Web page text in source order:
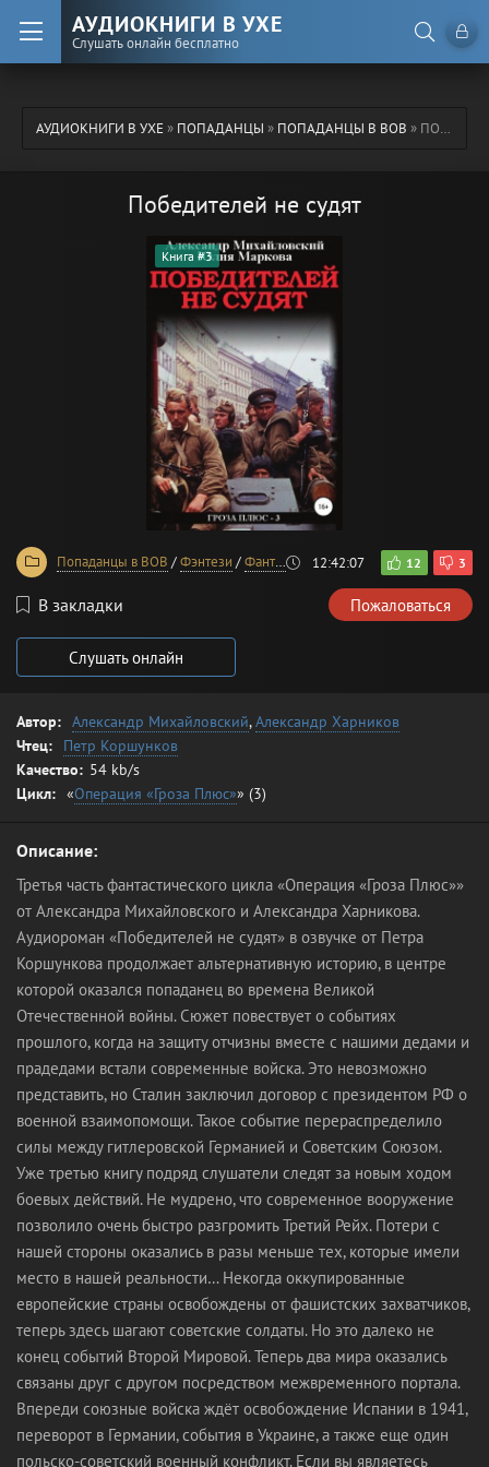
АУДИОКНИГИ В УХЕ
Слушать онлайн бесплатно
АУДИОКНИГИ В УХЕ» ПОПАДАНЦЫ » ПОПАДАНЦЫ В ВОВ » ПОБЕДИТЕЛЕЙ НЕ СУДЯТ
Победителей не судят
Книга #3
Попаданцы в ВОВ /Фэнтези /Фантастика 12:42:07 12 3
В закладки Пожаловаться
Слушать онлайн
Автор: Александр Михайловский,Александр Харников
Чтец:
Петр Коршунков
Качество: 54 kb/s
Цикл: «Операция «Гроза Плюс»» (3)
Описание:
Третья часть фантастического цикла «Операция «Гроза Плюс»»
от Александра Михайловского и Александра Харникова.
Аудиороман «Победителей не судят» в озвучке от Петра
Коршункова продолжает альтернативную историю, в центре
которой оказался попаданец во времена Великой
Отечественной войны. Сюжет повествует о событиях
прошлого, когда на защиту отчизны вместе с нашими дедами и
прадедами встали современные войска. Это невозможно
представить, но Сталин заключил договор с президентом РФ о
военной взаимопомощи. Такое событие перераспределило
силы между гитлеровской Германией и Советским Союзом.
Уже третью книгу подряд слушатели следят за новым ходом
боевых действий. Не мудрено, что современное вооружение
позволило очень быстро разгромить Третий Рейх. Потери с
нашей стороны оказались в разы меньше тех, которые имели
место в нашей реальности… Некогда оккупированные
европейские страны освобождены от фашистских захватчиков,
теперь здесь шагают советские солдаты. Но это далеко не
конец событий Второй Мировой. Теперь два мира оказались
связаны друг с другом посредством межвременного портала.
Впереди союзные войска ждёт освобождение Испании в 1941,
переворот в Германии, события в Украине, а также еще один
польско-советский военный конфликт. Если вы являетесь